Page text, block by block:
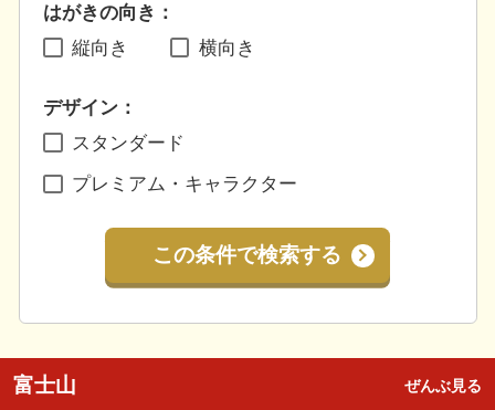
はがきの向き：
縦向き
横向き
デザイン：
スタンダード
プレミアム・キャラクター
この条件で検索する
富士山 ぜんぶ見る